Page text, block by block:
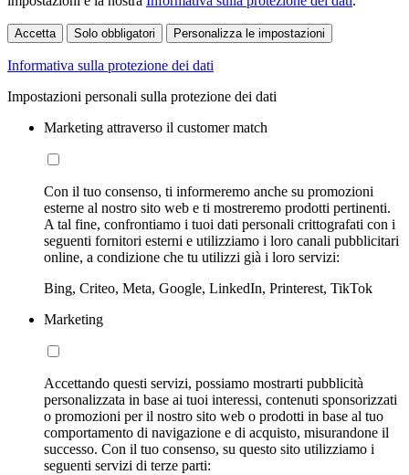
Accetta Solo obbligatori Personalizza le impostazioni
Informativa sulla protezione dei dati
Impostazioni personali sulla protezione dei dati
Marketing attraverso il customer match
Con il tuo consenso, ti informeremo anche su promozioni
esterne al nostro sito web e ti mostreremo prodotti pertinenti.
A tal fine, confrontiamo i tuoi dati personali crittografati con i
seguenti fornitori esterni e utilizziamo i loro canali pubblicitari
online, a condizione che tu utilizzi già i loro servizi:
Bing, Criteo, Meta, Google, LinkedIn, Printerest, TikTok
Marketing
Accettando questi servizi, possiamo mostrarti pubblicità
personalizzata in base ai tuoi interessi, contenuti sponsorizzati
o promozioni per il nostro sito web o prodotti in base al tuo
comportamento di navigazione e di acquisto, misurandone il
successo. Con il tuo consenso, su questo sito utilizziamo i
seguenti servizi di terze parti: